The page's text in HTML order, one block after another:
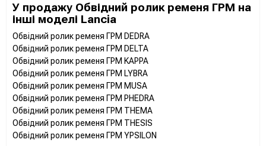
У продажу Обвідний ролик ременя ГРМ на
інші моделі Lancia
Обвідний ролик ременя ГРМ DEDRA
Обвідний ролик ременя ГРМ DELTA
Обвідний ролик ременя ГРМ KAPPA
Обвідний ролик ременя ГРМ LYBRA
Обвідний ролик ременя ГРМ MUSA
Обвідний ролик ременя ГРМ PHEDRA
Обвідний ролик ременя ГРМ THEMA
Обвідний ролик ременя ГРМ THESIS
Обвідний ролик ременя ГРМ YPSILON